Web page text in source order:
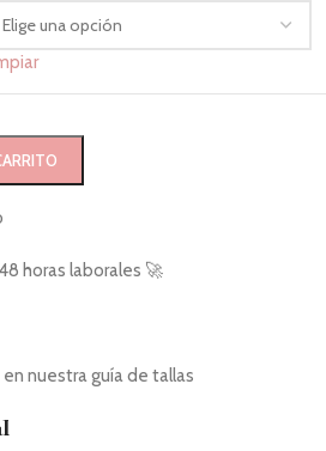
horas laborales 🚀
nuestra guía de tallas